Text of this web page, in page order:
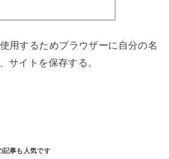
用するためブラウザーに自分の名
サイトを保存する。